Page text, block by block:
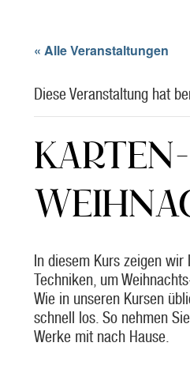
« Alle Veranstaltungen
Diese Veranstaltung hat
In diesem Kurs zeigen wir
Techniken, um
Wie in unseren Kursen
schnell los. So nehmen
Werke mit nach Hause.